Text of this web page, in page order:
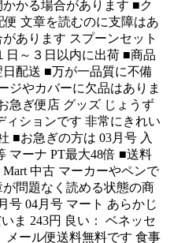
かる場合があります ■ク
文章を読むのに支障はあ
あります スプーンセット
日～３日以内に出荷 ■商品
配送 ■万が一品質に不備
ジやカバーに欠品はありま
急ぎ便店 グッズ じょうず
ィションです 非常にきれい
■お急ぎの方は 03月号 入
マーナ PT最大48倍 ■送料
中古 マーカーやペンで
問題なく読める状態の商
号 04月号 マート あらかじ
ま 243円 良い： ベネッセ
メール便送料無料です 食事